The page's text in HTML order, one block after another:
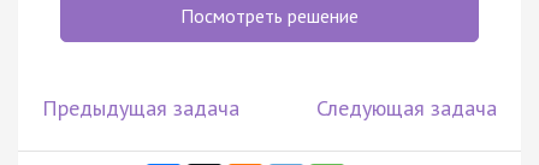
Посмотреть решение
Предыдущая задача Следующая задача